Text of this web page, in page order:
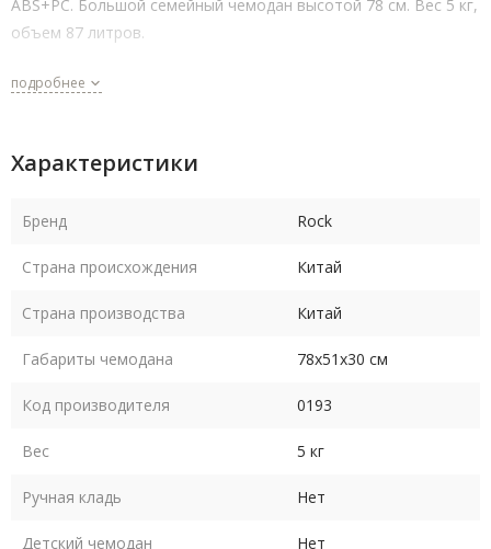
ABS+PC. Большой семейный чемодан высотой 78 см. Вес 5 кг,
объем 87 литров.
подробнее
Характеристики
Бренд Rock
Страна происхождения Китай
Страна производства Китай
Габариты чемодана 78х51х30 см
Код производителя 0193
Вес 5 кг
Ручная кладь Нет
Детский чемодан Нет